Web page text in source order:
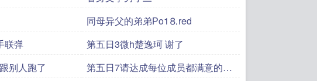
同母异父的弟弟Рo1⒏red
联弹
第五日3微h楚逸珂 谢了
别人跑了
第五日7请达成每位成员都满意的完